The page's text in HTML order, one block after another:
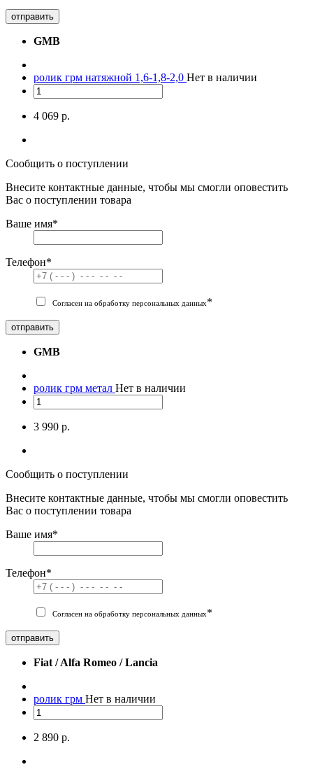
отправить
GMB
ролик грм натяжной 1,6-1,8-2,0 Нет в наличии
4 069 р.
Сообщить о поступлении
Внесите контактные данные, чтобы мы смогли оповестить
Вас о поступлении товара
Ваше имя*
Телефон*
Согласен на обработку персональных данных*
отправить
GMB
ролик грм метал Нет в наличии
3 990 р.
Сообщить о поступлении
Внесите контактные данные, чтобы мы смогли оповестить
Вас о поступлении товара
Ваше имя*
Телефон*
Согласен на обработку персональных данных*
отправить
Fiat / Alfa Romeo / Lancia
ролик грм Нет в наличии
2 890 р.